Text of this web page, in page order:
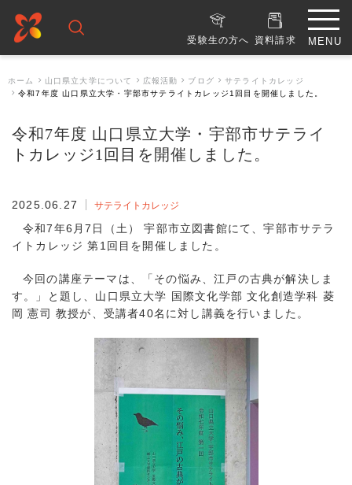
受験生の方へ 資料請求
ホーム 山口県立大学について 広報活動 ブログ
サテライトカレッジ
令和7年度 山口県立大学・宇部市サテライトカレッジ1回目を開催しました。
令和7年度 山口県立大学・宇部市サテライ
トカレッジ1回目を開催しました。
2025.06.27 サテライトカレッジ
令和7年6月7日（土） 宇部市立図書館にて、宇部市サテラ
イトカレッジ 第1回目を開催しました。
今回の講座テーマは、「その悩み、江戸の古典が解決しま
す。」と題し、山口県立大学 国際文化学部 文化創造学科 菱
岡 憲司 教授が、受講者40名に対し講義を行いました。